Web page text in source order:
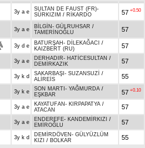
3y a e SULTAN DE FAUST (FR)-
SÜRKIZIM / RİKARDO 57 +0.50
3y a e BİLGİN - GÜLRUHSAR /
TAMERİNOĞLU
57
3y d e BATURŞAH - DİLEKAĞACI
/
KAIZBERT (RU)
57
3y a e DERHADIR- HATİCESULTAN /
DEMİRKAZIK
57
3y k d SAKARBAŞI - SUZANSUZİ /
ALİREİS
55
3y k e SON MARTI - YAĞMURDA /
EŞKBAR
57 +0.10
3y a e KAYATUFAN - KIRPAPATYA /
ATACAN
57
3y a e ENDEREFE- KANDEMİRKIZI /
EMİROĞLU
57
3y k d DEMİRDÖVEN - GÜLYÜZLÜM
KIZI / BOLKAR 55